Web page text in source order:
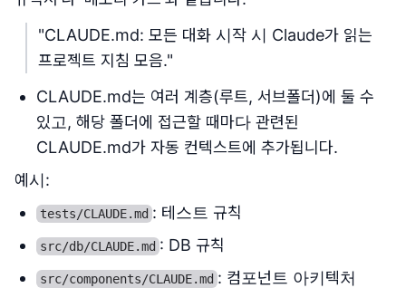
"CLAUDE.md: 모든 대화 시작 시 Claude가 읽는
프로젝트 지침 모음."
CLAUDE.md는 여러 계층(루트, 서브폴더)에 둘 수
있고, 해당 폴더에 접근할 때마다 관련된
CLAUDE.md가 자동 컨텍스트에 추가됩니다.
예시:
tests/CLAUDE.md : 테스트 규칙
src/db/CLAUDE.md : DB 규칙
src/components/CLAUDE.md : 컴포넌트 아키텍처